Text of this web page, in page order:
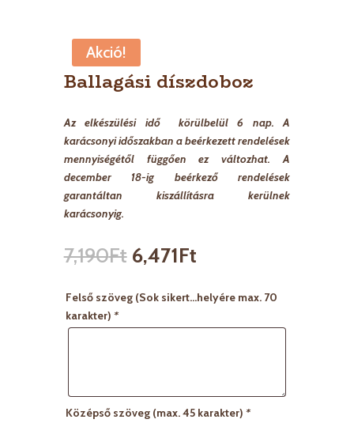
Akció!
Ballagási díszdoboz
Az elkészülési idő körülbelül 6 nap. A
karácsonyi időszakban a beérkezett rendelések
mennyiségétől függően ez változhat. A
december 18-ig beérkező rendelések
garantáltan kiszállításra kerülnek
karácsonyig.
7,190Ft 6,471Ft
Felső szöveg (Sok sikert…helyére max. 70
karakter) *
Középső szöveg (max. 45 karakter) *